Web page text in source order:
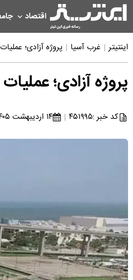
اقتصاد
اینتیتر غرب آسیا پروژه آزادی؛
پروژه آزادی؛
کد خبر :۴۵۱۹۹۵ ۱۴ اردیبهشت ۱۴۰۵ - ۱۶:۱۴